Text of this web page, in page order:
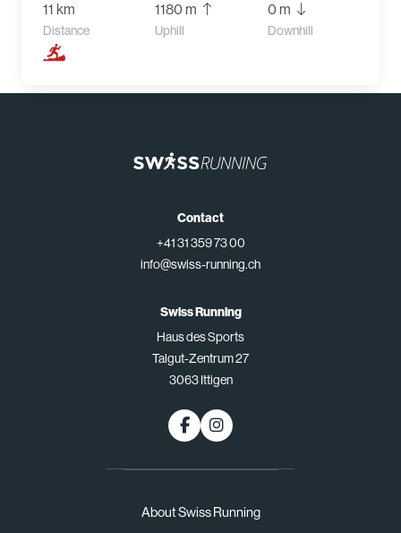
11 km
Distance
1180 m
Uphill
0 m
Downhill
About Swiss Running
Contact
+41 31 359 73 00
info@swiss-running.ch
Swiss Running
Haus des Sports
Talgut-Zentrum 27
3063 Ittigen